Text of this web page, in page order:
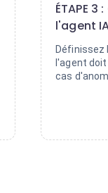
ÉTAPE 3
l'agent
Définissez
l'agent
cas